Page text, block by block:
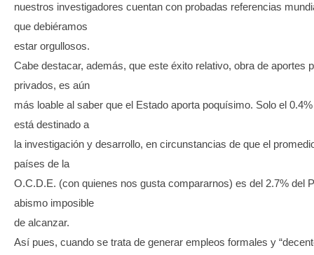
nuestros investigadores cuentan con probadas referencias
que debiéramos
estar orgullosos.
Cabe destacar, además, que este éxito relativo, obra de aportes
privados, es aún
más loable al saber que el Estado aporta poquísimo. Solo el
está destinado a
la investigación y desarrollo, en circunstancias de que el
países de la
O.C.D.E. (con quienes nos gusta compararnos) es del 2.7% del
abismo imposible
de alcanzar.
Así pues, cuando se trata de generar empleos formales y